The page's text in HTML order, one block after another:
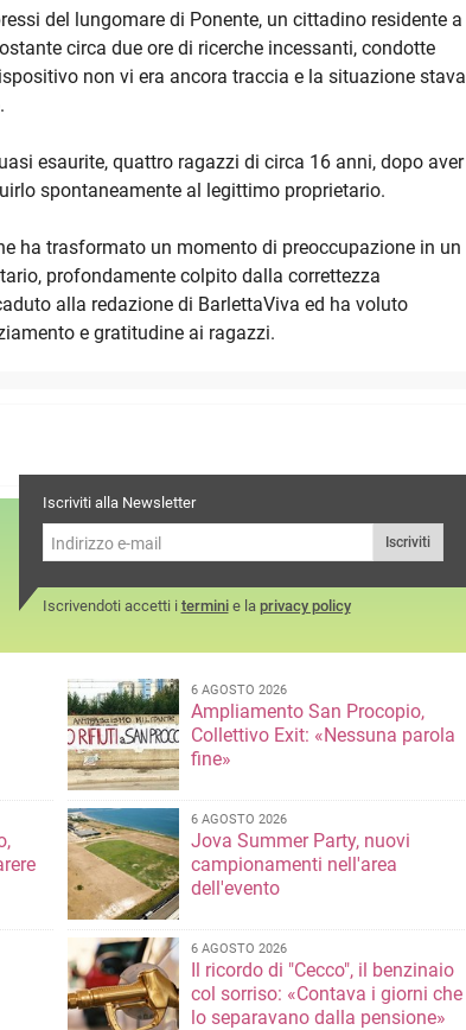
del lungomare di Ponente, un cittadino residente a
circa due ore di ricerche incessanti, condotte
non vi era ancora traccia e la situazione stava
esaurite, quattro ragazzi di circa 16 anni, dopo aver
spontaneamente al legittimo proprietario.
ha trasformato un momento di preoccupazione in un
profondamente colpito dalla correttezza
alla redazione di BarlettaViva ed ha voluto
e gratitudine ai ragazzi.
Iscriviti alla Newsletter
Iscriviti
Iscrivendoti accetti i terminie la privacy policy
6 AGOSTO 2026
Ampliamento San Procopio,
Collettivo Exit: «Nessuna parola
fine»
6 AGOSTO 2026
Jova Summer Party, nuovi
campionamenti nell'area
dell'evento
6 AGOSTO 2026
Il ricordo di "Cecco", il benzinaio
col sorriso: «Contava i giorni che
lo separavano dalla pensione»